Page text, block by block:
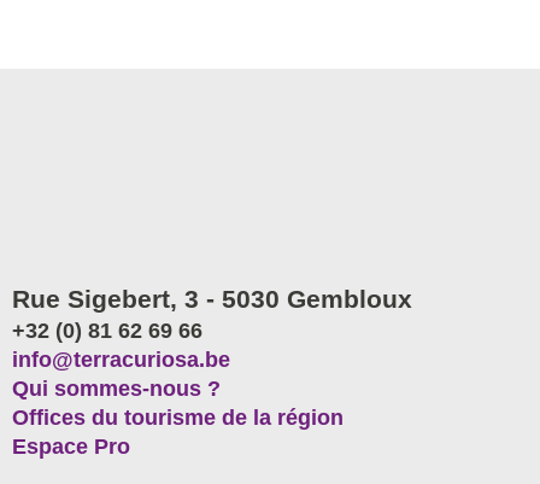
Rue Sigebert, 3 - 5030 Gembloux
+32 (0) 81 62 69 66
info@terracuriosa.be
Qui sommes-nous ?
Offices du tourisme de la région
Espace Pro